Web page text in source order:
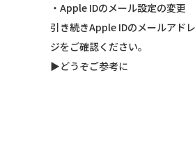
・Apple IDのメール設定の変更
引き続きApple IDのメールアド
ジをご確認ください。
▶︎どうぞご参考に